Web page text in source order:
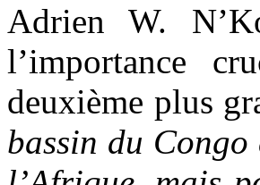
Adrien W.
l’importance
deuxième plus
bassin du Congo